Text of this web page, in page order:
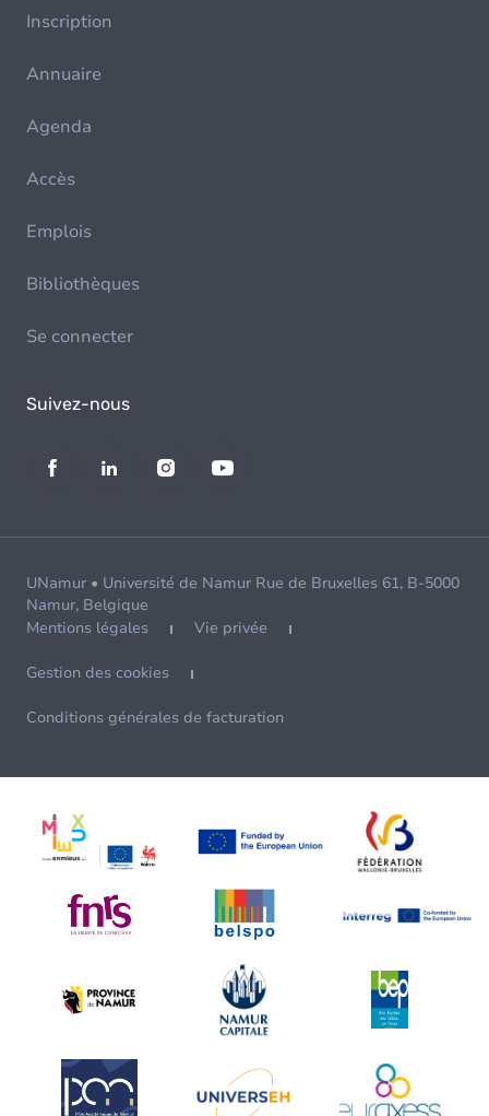
Inscription
Annuaire
Agenda
Accès
Emplois
Bibliothèques
Se connecter
Suivez-nous
UNamur • Université de Namur Rue de Bruxelles 61, B-5000
Namur, Belgique
Mentions légales
Vie privée
Gestion des cookies
Conditions générales de facturation